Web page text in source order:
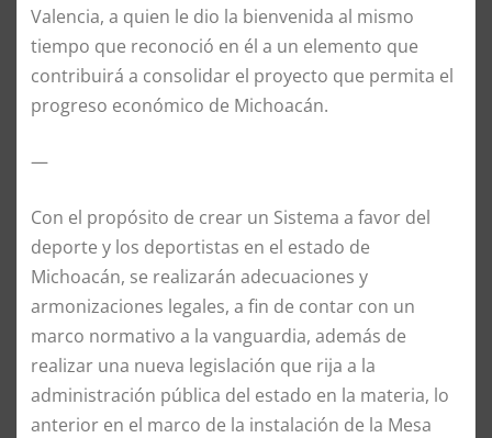
Valencia, a quien le dio la bienvenida al mismo
tiempo que reconoció en él a un elemento que
contribuirá a consolidar el proyecto que permita el
progreso económico de Michoacán.
—
Con el propósito de crear un Sistema a favor del
deporte y los deportistas en el estado de
Michoacán, se realizarán adecuaciones y
armonizaciones legales, a fin de contar con un
marco normativo a la vanguardia, además de
realizar una nueva legislación que rija a la
administración pública del estado en la materia, lo
anterior en el marco de la instalación de la Mesa